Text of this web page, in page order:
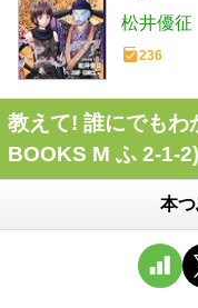
松井優征
236
教えて! 誰にでもわ
BOOKS M ふ 2-1-
本